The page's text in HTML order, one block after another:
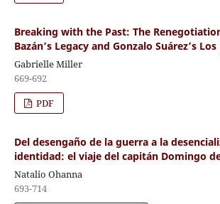
Breaking with the Past: The
Bazán’s Legacy and Gonzalo Suárez’s
Gabrielle Miller
669-692
PDF
Del desengaño de la guerra a la
identidad: el viaje del capitán Domingo
Natalio Ohanna
693-714